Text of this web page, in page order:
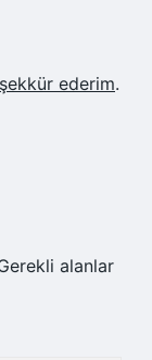
ederim.
alanlar